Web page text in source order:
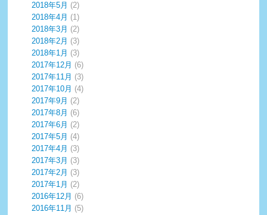
2018年5月 (2)
2018年4月 (1)
2018年3月 (2)
2018年2月 (3)
2018年1月 (3)
2017年12月 (6)
2017年11月 (3)
2017年10月 (4)
2017年9月 (2)
2017年8月 (6)
2017年6月 (2)
2017年5月 (4)
2017年4月 (3)
2017年3月 (3)
2017年2月 (3)
2017年1月 (2)
2016年12月 (6)
2016年11月 (5)